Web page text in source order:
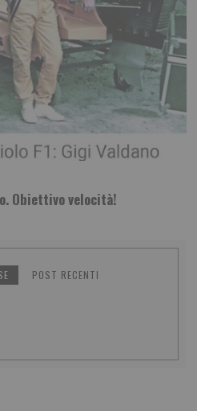
Obiettivo velocità!
POST RECENTI